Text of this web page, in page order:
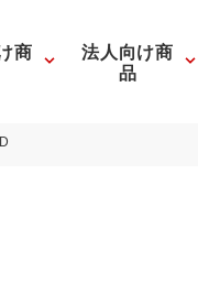
商 法人向け商
品